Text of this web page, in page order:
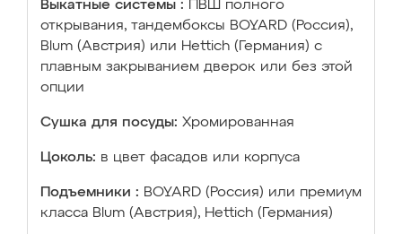
Выкатные системы :
ПВШ полного
открывания, тандембоксы BOYARD (Россия),
Blum (Австрия) или Hettich (Германия) с
плавным закрыванием дверок или без этой
опции
Сушка для посуды: Хромированная
Цоколь: в цвет фасадов или корпуса
Подъемники : BOYARD (Россия) или премиум
класса Blum (Австрия), Hettich (Германия)